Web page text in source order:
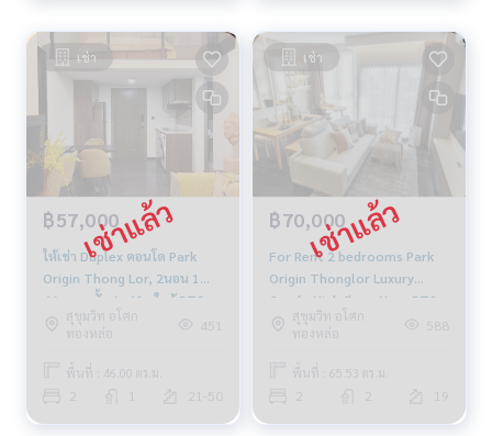
เช่า
฿57,000
ให้เช่า Duplex คอนโด Park
Origin Thong Lor, 2นอน 1น้ำ
46ตร.ม. ชั้นสูง 40+ ใกล้ BTS
ทองหล่อ, เอ็มควอเทียร์
สุขุมวิท อโศก
ทองหล่อ
451
พื้นที่ : 46.00 ตร.ม.
21-50
เช่า
฿70,000
For Rent 2 bedrooms Park
Origin Thonglor Luxury
Condo High floor Near BTS
Thonglor Fully furnished
Ready to move in
สุขุมวิท อโศก
ทองหล่อ
588
พื้นที่ : 65.53 ตร.ม.
19